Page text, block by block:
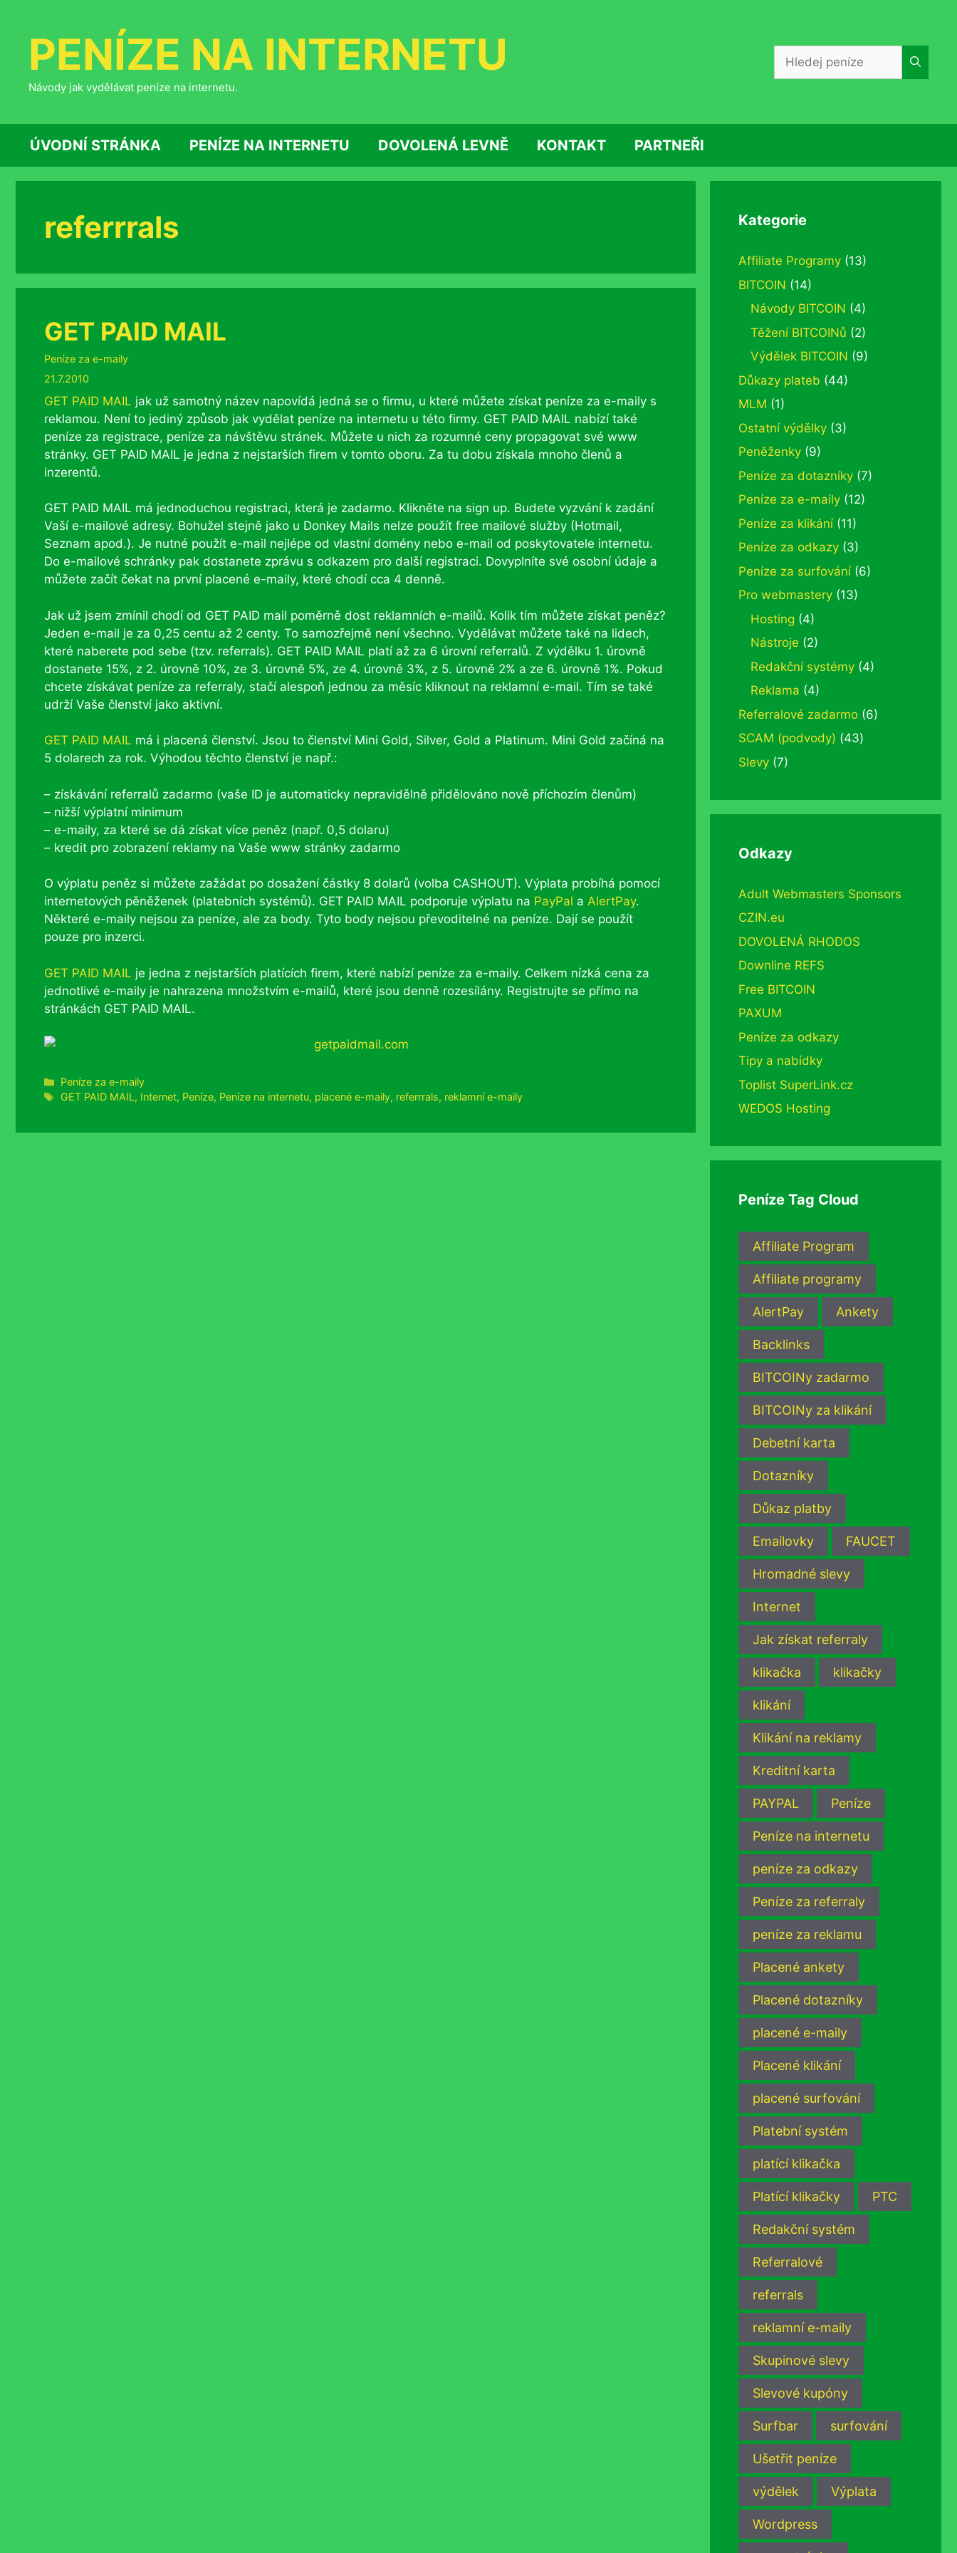
obsahPENÍZE NA INTERNETU
Návody jak vydělávat peníze na internetu.
ÚVODNÍ STRÁNKA PENÍZE NA INTERNETU DOVOLENÁ LEVNĚ KONTAKT PARTNEŘI
referrrals
GET PAID MAIL
Rubriky
Peníze za e-maily
21.7.2010
GET PAID MAIL jak už samotný název napovídá jedná se o firmu, u které můžete získat peníze za e-maily s
reklamou. Není to jediný způsob jak vydělat peníze na internetu u této firmy. GET PAID MAIL nabízí také
peníze za registrace, peníze za návštěvu stránek. Můžete u nich za rozumné ceny propagovat své www
stránky. GET PAID MAIL je jedna z nejstarších firem v tomto oboru. Za tu dobu získala mnoho členů a
inzerentů.
GET PAID MAIL má jednoduchou registraci, která je zadarmo. Klikněte na sign up. Budete vyzvání k zadání
Vaší e-mailové adresy. Bohužel stejně jako u Donkey Mails nelze použít free mailové služby (Hotmail,
Seznam apod.). Je nutné použít e-mail nejlépe od vlastní domény nebo e-mail od poskytovatele internetu.
Do e-mailové schránky pak dostanete zprávu s odkazem pro další registraci. Dovyplníte své osobní údaje a
můžete začít čekat na první placené e-maily, které chodí cca 4 denně.
Jak už jsem zmínil chodí od GET PAID mail poměrně dost reklamních e-mailů. Kolik tím můžete získat peněz?
Jeden e-mail je za 0,25 centu až 2 centy. To samozřejmě není všechno. Vydělávat můžete také na lidech,
které naberete pod sebe (tzv. referrals). GET PAID MAIL platí až za 6 úrovní referralů. Z výdělku 1. úrovně
dostanete 15%, z 2. úrovně 10%, ze 3. úrovně 5%, ze 4. úrovně 3%, z 5. úrovně 2% a ze 6. úrovně 1%. Pokud
chcete získávat peníze za referraly, stačí alespoň jednou za měsíc kliknout na reklamní e-mail. Tím se také
udrží Vaše členství jako aktivní.
GET PAID MAIL má i placená členství. Jsou to členství Mini Gold, Silver, Gold a Platinum. Mini Gold začíná na
5 dolarech za rok. Výhodou těchto členství je např.:
– získávání referralů zadarmo (vaše ID je automaticky nepravidělně přidělováno nově příchozím členům)
– nižší výplatní minimum
– e-maily, za které se dá získat více peněz (např. 0,5 dolaru)
– kredit pro zobrazení reklamy na Vaše www stránky zadarmo
O výplatu peněz si můžete zažádat po dosažení částky 8 dolarů (volba CASHOUT). Výplata probíhá pomocí
internetových pěněženek (platebních systémů). GET PAID MAIL podporuje výplatu na PayPal a AlertPay.
Některé e-maily nejsou za peníze, ale za body. Tyto body nejsou převoditelné na peníze. Dají se použít
pouze pro inzerci.
GET PAID MAIL je jedna z nejstarších platících firem, které nabízí peníze za e-maily. Celkem nízká cena za
jednotlivé e-maily je nahrazena množstvím e-mailů, které jsou denně rozesílány. Registrujte se přímo na
stránkách GET PAID MAIL.
Rubriky
Peníze za e-maily
Štítky
GET PAID MAIL, Internet, Peníze, Peníze na internetu, placené e-maily, referrrals, reklamní e-maily
Kategorie
Affiliate Programy (13)
BITCOIN (14)
Návody BITCOIN (4)
Těžení BITCOINů (2)
Výdělek BITCOIN (9)
Důkazy plateb (44)
MLM (1)
Ostatní výdělky (3)
Peněženky (9)
Peníze za dotazníky (7)
Peníze za e-maily (12)
Peníze za klikání(11)
Peníze za odkazy (3)
Peníze za surfování(6)
Pro webmastery (13)
Hosting (4)
Nástroje (2)
Redakční systémy (4)
Reklama (4)
Referralové zadarmo (6)
SCAM (podvody) (43)
Slevy (7)
Odkazy
Adult Webmasters Sponsors
CZIN.eu
DOVOLENÁ RHODOS
Downline REFS
Free BITCOIN
PAXUM
Peníze za odkazy
Tipy a nabídky
Toplist SuperLink.cz
WEDOS Hosting
Peníze Tag Cloud
Affiliate Program
Affiliate programy
AlertPay Ankety
Backlinks
BITCOINy zadarmo
BITCOINy za klikání
Debetní karta
Dotazníky
Důkaz platby
Emailovky FAUCET
Hromadné slevy
Internet
Jak získat referraly
klikačka klikačky
klikání
Klikání na reklamy
Kreditní karta
PAYPAL Peníze
Peníze na internetu
peníze za odkazy
Peníze za referraly
peníze za reklamu
Placené ankety
Placené dotazníky
placené e-maily
Placené klikání
placené surfování
Platební systém
platící klikačka
Platící klikačky PTC
Redakční systém
Referralové
referrals
reklamní e-maily
Skupinové slevy
Slevové kupóny
Surfbar surfování
Ušetřit peníze
výdělek Výplata
Wordpress